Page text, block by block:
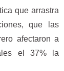
que arrastra
que las
afectaron a
el 37% la